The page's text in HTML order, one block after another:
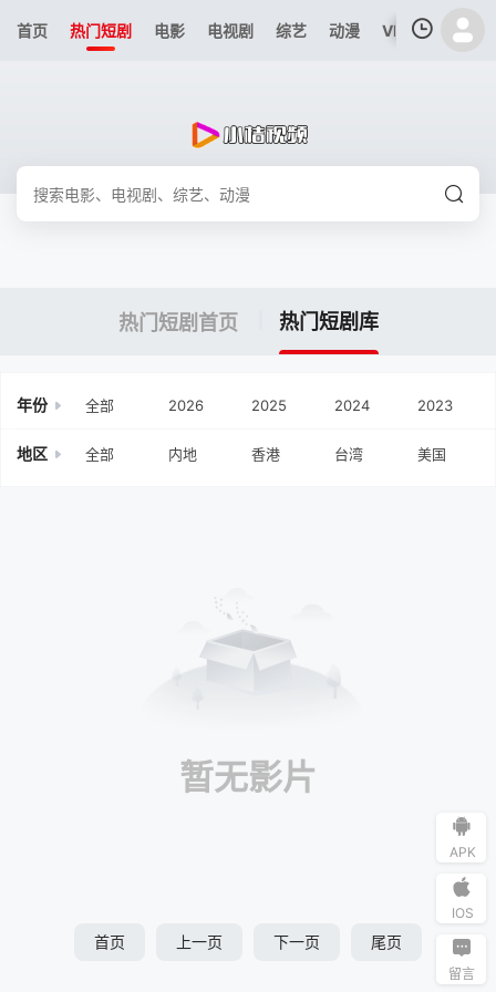
首页 热门短剧 电影 电视剧 综艺 动漫 VIP专区 今日
热门短剧首页 热门短剧库
年份 全部 2026 2025 2024 2023
地区 全部 内地 香港 台湾 美国
暂无影片
首页 上一页 下一页 尾页
APK
IOS
留言